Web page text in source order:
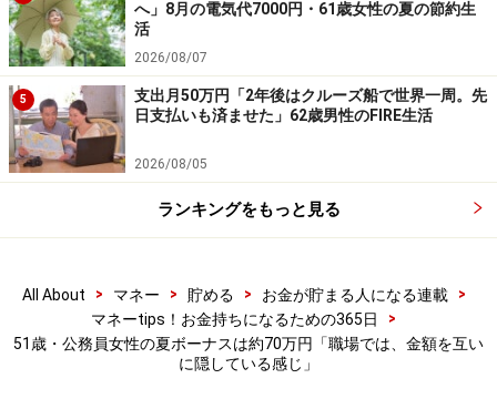
・「家計」について、アンケート（2026/8/31まで）を実施
中です！
※抽選で20名にAmazonギフト券1000円分プレゼント
※謝礼付きの限定アンケートやモニター企画に参加が可能に
なります
へ」8月の電気代7000円・61歳女性の夏の節約生
活
2026/08/07
5
支出月50万円「2年後はクルーズ船で世界一周。先
日支払いも済ませた」62歳男性のFIRE生活
2026/08/05
ランキングをもっと見る
All About > マネー > 貯める > お金が貯まる人になる連載
>
マネーtips！お金持ちになるための365日
>
51歳・公務員女性の夏ボーナスは約70万円「職場では、金額を互い
に隠している感じ」